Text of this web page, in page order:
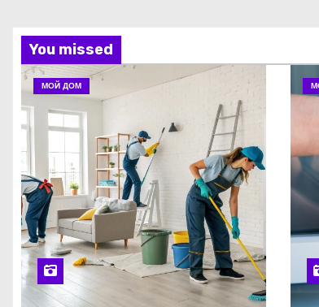
You missed
МОЙ ДОМ